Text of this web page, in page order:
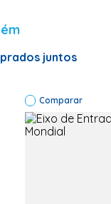
N/A
juntos
Comparar